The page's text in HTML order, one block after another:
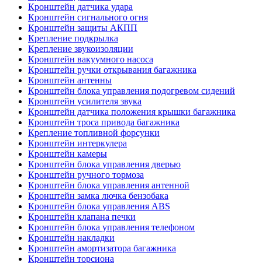
Кронштейн датчика удара
Кронштейн сигнального огня
Кронштейн защиты АКПП
Крепление подкрылка
Крепление звукоизоляции
Кронштейн вакуумного насоса
Кронштейн ручки открывания багажника
Кронштейн антенны
Кронштейн блока управления подогревом сидений
Кронштейн усилителя звука
Кронштейн датчика положения крышки багажника
Кронштейн троса привода багажника
Крепление топливной форсунки
Кронштейн интеркулера
Кронштейн камеры
Кронштейн блока управления дверью
Кронштейн ручного тормоза
Кронштейн блока управления антенной
Кронштейн замка лючка бензобака
Кронштейн блока управления ABS
Кронштейн клапана печки
Кронштейн блока управления телефоном
Кронштейн накладки
Кронштейн амортизатора багажника
Кронштейн торсиона